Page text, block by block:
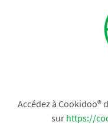
Accédez à Cookidoo®
sur https://